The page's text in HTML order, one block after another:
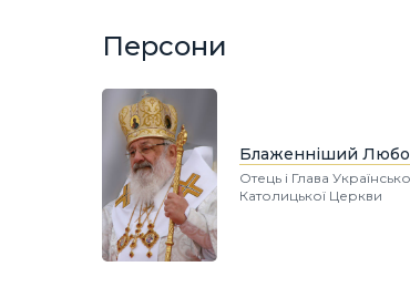
Персони
Блаженніший
Отець і Глава
Католицької Церкви